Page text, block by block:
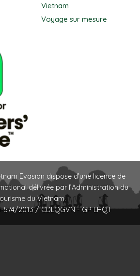
Vietnam
Voyage sur mesure
Evasion dispose d’une licence de
délivrée par l’Administration du
du Vietnam.
574/2013 / CDLQGVN - GP LHQT